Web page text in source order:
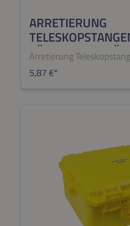
ARRETIERUNG
FÜR BIMBI 11
STÜCK)
Arretierung
5,87 €*